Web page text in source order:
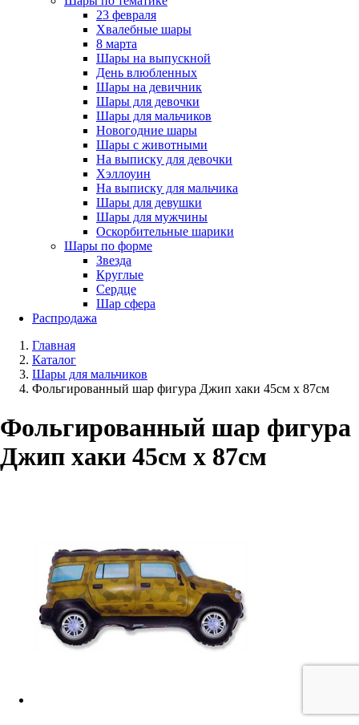
23 февраля
Хвалебные шары
8 марта
Шары на выпускной
День влюбленных
Шары на девичник
Шары для девочки
Шары для мальчиков
Новогодние шары
Шары с животными
На выписку для девочки
Хэллоуин
На выписку для мальчика
Шары для девушки
Шары для мужчины
Оскорбительные шарики
Шары по форме
Звезда
Круглые
Сердце
Шар сфера
Распродажа
Главная
Каталог
Шары для мальчиков
Фольгированный шар фигура Джип хаки 45см х 87см
Фольгированный шар фигура
Джип хаки 45см х 87см